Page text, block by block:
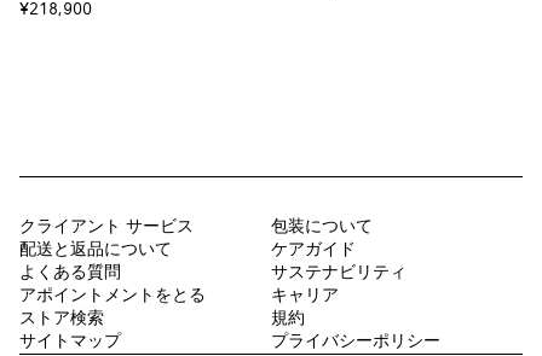
¥218,900
クライアント サービス
配送と返品について
よくある質問
アポイントメントをとる
ストア検索
サイトマップ
包装について
ケアガイド
サステナビリティ
キャリア
規約
プライバシーポリシー